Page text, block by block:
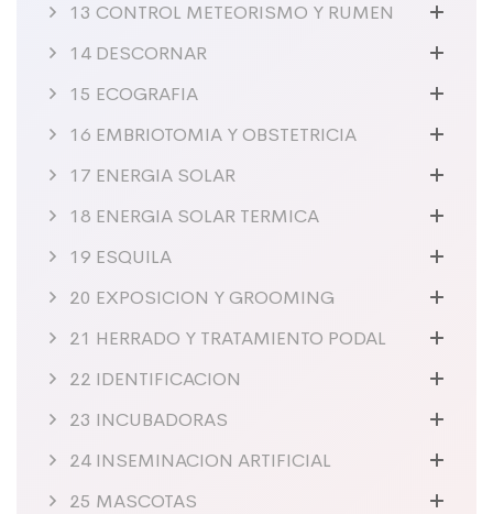
13 CONTROL METEORISMO Y RUMEN
14 DESCORNAR
15 ECOGRAFIA
16 EMBRIOTOMIA Y OBSTETRICIA
17 ENERGIA SOLAR
18 ENERGIA SOLAR TERMICA
19 ESQUILA
20 EXPOSICION Y GROOMING
21 HERRADO Y TRATAMIENTO PODAL
22 IDENTIFICACION
23 INCUBADORAS
24 INSEMINACION ARTIFICIAL
25 MASCOTAS